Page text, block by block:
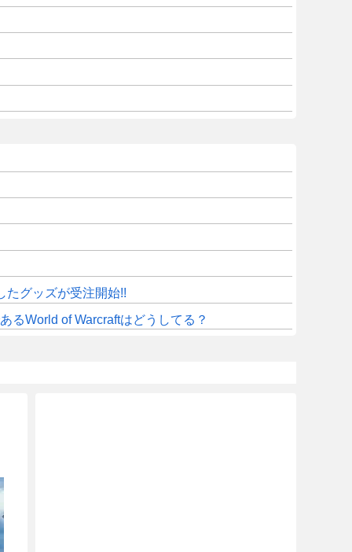
たグッズが受注開始!!
World of Warcraftはどうしてる？